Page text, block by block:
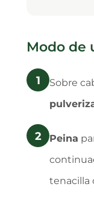
Modo de
1 Sobre
2 Peina
tenacilla